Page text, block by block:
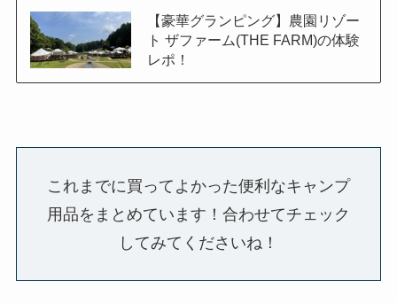
【豪華グランピング】農園リゾー
ト ザファーム(THE FARM)の体験
レポ！
これまでに買ってよかった便利なキャンプ
用品をまとめています！合わせてチェック
してみてくださいね！